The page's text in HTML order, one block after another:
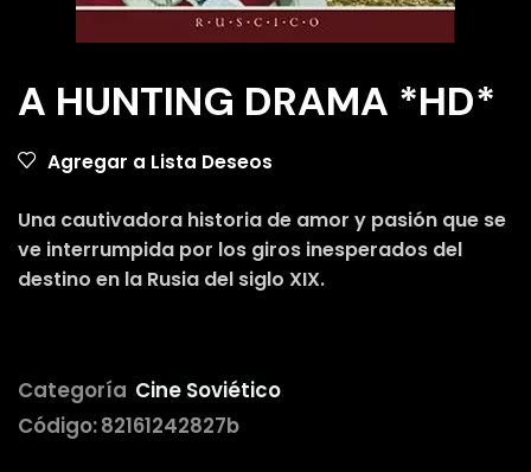
A HUNTING DRAMA *HD*
Agregar a Lista Deseos
Una cautivadora historia de amor y pasión que se
ve interrumpida por los giros inesperados del
destino en la Rusia del siglo XIX.
Categoría Cine Soviético
Código:82161242827b